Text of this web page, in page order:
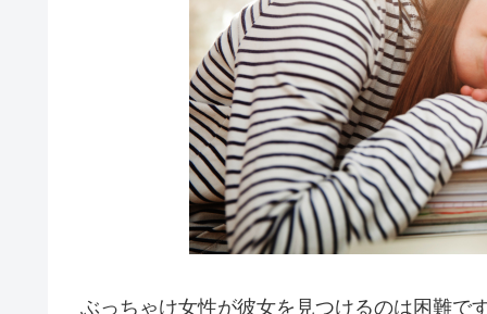
ぶっちゃけ女性が彼女を見つけるのは困難で